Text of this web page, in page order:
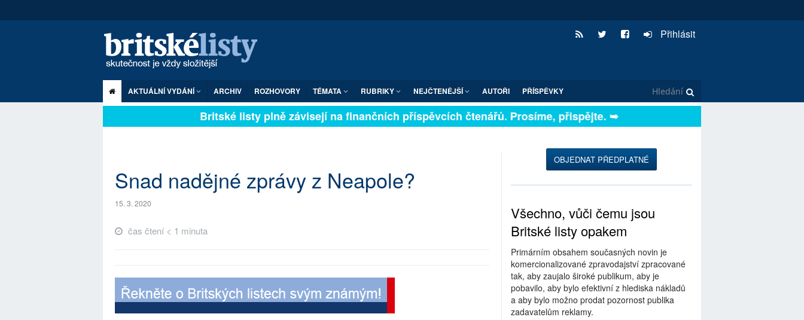
Přihlásit
AKTUÁLNÍ VYDÁNÍ ARCHIV ROZHOVORY TÉMATA RUBRIKY NEJČTENĚJŠÍ AUTOŘI PŘÍSPĚVKY
Britské listy plně závisejí na finančních příspěvcích čtenářů. Prosíme, přispějte. ➥
Snad nadějné zprávy z Neapole?
15. 3. 2020
čas čtení < 1 minuta
OBJEDNAT PŘEDPLATNÉ
Všechno, vůči čemu jsou
Britské listy opakem
Primárním obsahem současných novin je
komercionalizované zpravodajství zpracované
tak, aby zaujalo široké publikum, aby je
pobavilo, aby bylo efektivní z hlediska nákladů
a aby bylo možno prodat pozornost publika
zadavatelům reklamy.